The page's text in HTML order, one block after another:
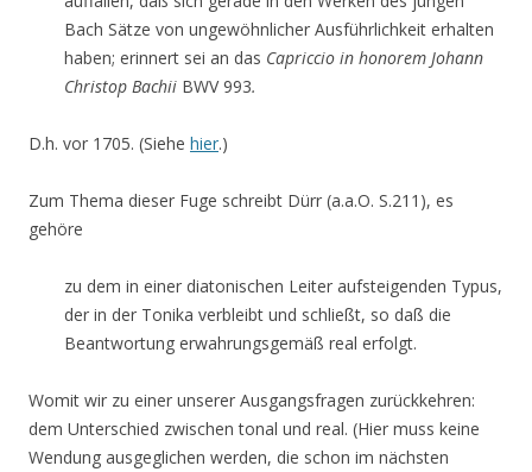
Bach Sätze von ungewöhnlicher Ausführlichkeit erhalten
haben; erinnert sei an das Capriccio in honorem Johann
Christop Bachii BWV 993.
D.h. vor 1705. (Siehe hier.)
Zum Thema dieser Fuge schreibt Dürr (a.a.O. S.211), es
gehöre
zu dem in einer diatonischen Leiter aufsteigenden Typus,
der in der Tonika verbleibt und schließt, so daß die
Beantwortung erwahrungsgemäß real erfolgt.
Womit wir zu einer unserer Ausgangsfragen zurückkehren:
dem Unterschied zwischen tonal und real. (Hier muss keine
Wendung ausgeglichen werden, die schon im nächsten